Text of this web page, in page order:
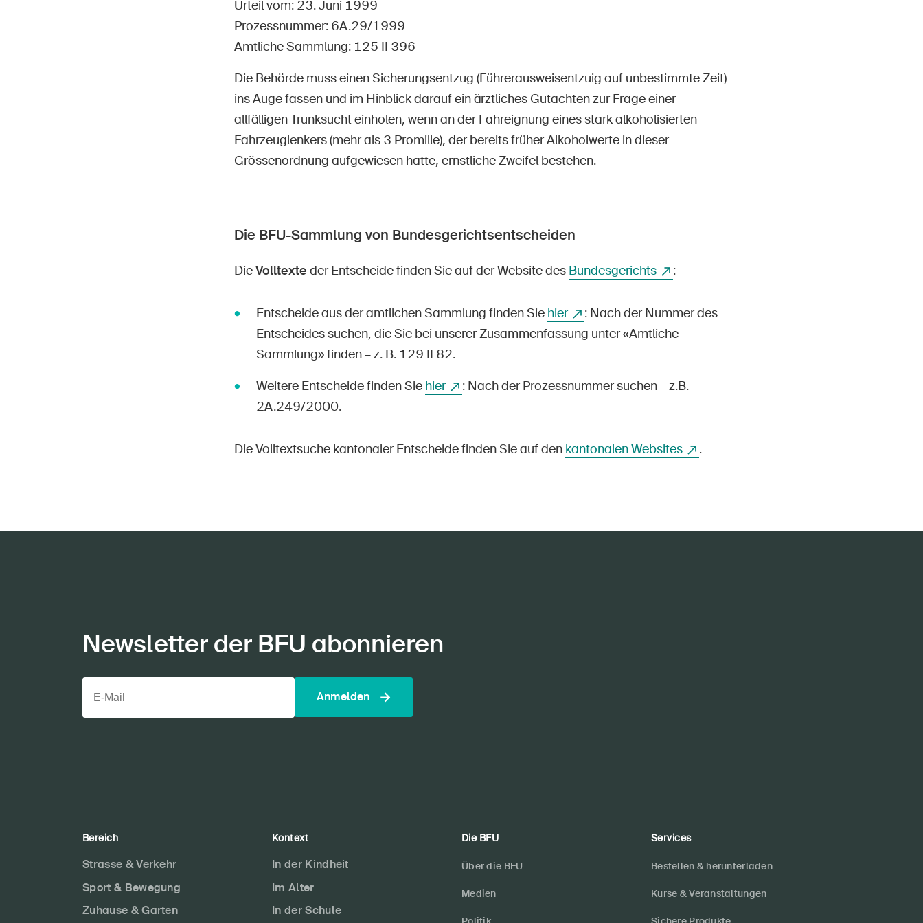
Startseite Newsletter abonnieren
Urteil vom: 23. Juni 1999
Prozessnummer: 6A.29/1999
Amtliche Sammlung: 125 II 396
Die Behörde muss einen Sicherungsentzug (Führerausweisentzuig auf unbestimmte Zeit)
ins Auge fassen und im Hinblick darauf ein ärztliches Gutachten zur Frage einer
allfälligen Trunksucht einholen, wenn an der Fahreignung eines stark alkoholisierten
Fahrzeuglenkers (mehr als 3 Promille), der bereits früher Alkoholwerte in dieser
Grössenordnung aufgewiesen hatte, ernstliche Zweifel bestehen.
Die BFU-Sammlung von Bundesgerichtsentscheiden
DieVolltexte der Entscheide finden Sie auf der Website des Bundesgerichts :
Entscheide aus der amtlichen Sammlung finden Sie hier
: Nach der Nummer des
Entscheides suchen, die Sie bei unserer Zusammenfassung unter «Amtliche
Sammlung» finden – z. B. 129 II 82.
Weitere Entscheide finden Sie hier
: Nach der Prozessnummer suchen – z.B.
2A.249/2000.
Die Volltextsuche kantonaler Entscheide finden Sie auf den kantonalen Websites .
Newsletter der BFU abonnieren
Anmelden
Bereich
Strasse & Verkehr
Sport & Bewegung
Zuhause & Garten
Kontext
In der Kindheit
Im Alter
In der Schule
Die BFU
Über die BFU
Medien
Services
Bestellen & herunterladen
Kurse & Veranstaltungen